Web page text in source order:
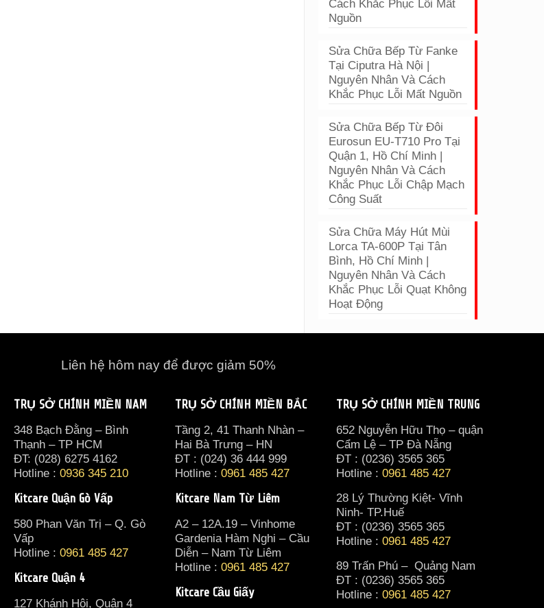
Cách Khắc Phục Lỗi Mất
Nguồn
Sửa Chữa Bếp Từ Fanke
Tại Ciputra Hà Nội |
Nguyên Nhân Và Cách
Khắc Phục Lỗi Mất Nguồn
Sửa Chữa Bếp Từ Đôi
Eurosun EU-T710 Pro Tại
Quận 1, Hồ Chí Minh |
Nguyên Nhân Và Cách
Khắc Phục Lỗi Chập Mạch
Công Suất
Sửa Chữa Máy Hút Mùi
Lorca TA-600P Tại Tân
Bình, Hồ Chí Minh |
Nguyên Nhân Và Cách
Khắc Phục Lỗi Quạt Không
Hoạt Động
Liên hệ hôm nay để được giảm 50%
TRỤ SỞ CHÍNH MIỀN NAM
348 Bạch Đằng – Bình
Thạnh – TP HCM
ĐT: (028) 6275 4162
Hotline :0936 345 210
Kitcare Quận Gò Vấp
580 Phan Văn Trị – Q. Gò
Vấp
Hotline :0961 485 427
Kitcare Quận 4
127 Khánh Hội, Quận 4
TRỤ SỞ CHÍNH MIỀN BẮC
Tầng 2, 41 Thanh Nhàn –
Hai Bà Trưng – HN
ĐT : (024) 36 444 999
Hotline :0961 485 427
Kitcare Nam Từ Liêm
A2 – 12A.19 – Vinhome
Gardenia Hàm Nghi – Cầu
Diễn – Nam Từ Liêm
Hotline :0961 485 427
Kitcare Cầu Giấy
TRỤ SỞ CHÍNH MIỀN TRUNG
652 Nguyễn Hữu Thọ – quận
Cẩm Lệ – TP Đà Nẵng
ĐT : (0236) 3565 365‬
Hotline :0961 485 427
28 Lý Thường Kiệt- Vĩnh
Ninh- TP.Huế
ĐT : (0236) 3565 365‬
Hotline :0961 485 427
89 Trấn Phú – Quảng Nam
ĐT : (0236) 3565 365‬
Hotline :0961 485 427